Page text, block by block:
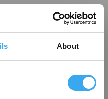
About